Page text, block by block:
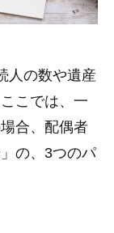
人の数や遺産
こでは、一
合、配偶者
の、3つのパ